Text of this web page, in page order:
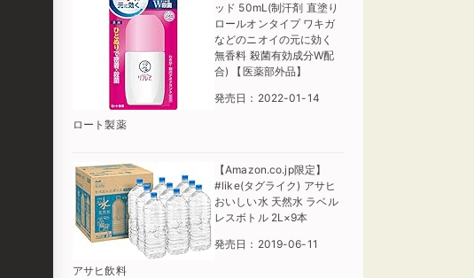
ッド 50mL(制汗剤 直塗り
ロールオンタイプ ワキガ
などのニオイの元に効く
無香料 殺菌有効成分W配
合) 【医薬部外品】
発売日：2022-01-14
ロート製薬
【Amazon.co.jp限定】
#like(タグライク) アサヒ
おいしい水 天然水 ラベル
レスボトル 2L×9本
発売日：2019-06-11
アサヒ飲料